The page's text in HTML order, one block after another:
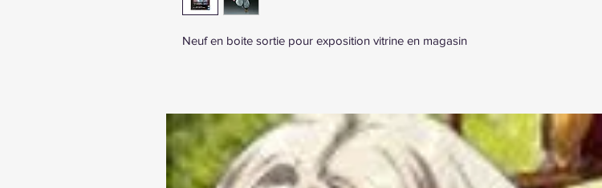
Neuf en boite sortie pour exposition vitrine en magasin